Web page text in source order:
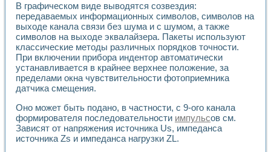
В графическом виде выводятся созвездия:
передаваемых информационных символов, символов на
выходе канала связи без шума и с шумом, а также
символов на выходе эквалайзера. Пакеты используют
классические методы различных порядков точности.
При включении прибора индентор автоматически
устанавливается в крайнее верхнее положение, за
пределами окна чувствительности фотоприемника
датчика смещения.
Оно может быть подано, в частности, с 9-ого канала
формирователя последовательности импульсов см.
Зависят от напряжения источника Us, импеданса
источника Zs и импеданса нагрузки ZL.